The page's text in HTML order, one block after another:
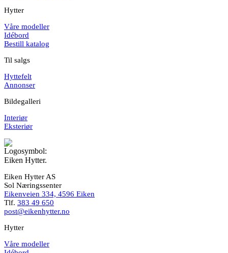
Hytter
Våre modeller
Idébord
Bestill katalog
Til salgs
Hyttefelt
Annonser
Bildegalleri
Interiør
Eksteriør
Eiken Hytter AS
Sol Næringssenter
Eikenveien 334, 4596 Eiken
Tlf. 383 49 650
post@eikenhytter.no
Hytter
Våre modeller